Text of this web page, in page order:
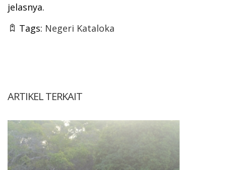
jelasnya.
Tags: Negeri Kataloka
ARTIKEL TERKAIT